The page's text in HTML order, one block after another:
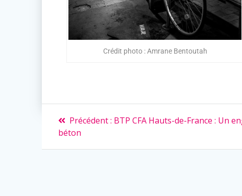
Crédit photo : Amrane Bentoutah
Précédent : BTP CFA Hauts-de-France : Un
béton